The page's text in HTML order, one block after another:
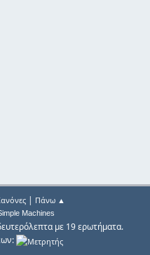
| Πάνω ▲
Machines
με 19 ερωτήματα.